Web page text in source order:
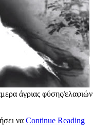
άγριας φύσης/ελαφιών
να Continue Reading